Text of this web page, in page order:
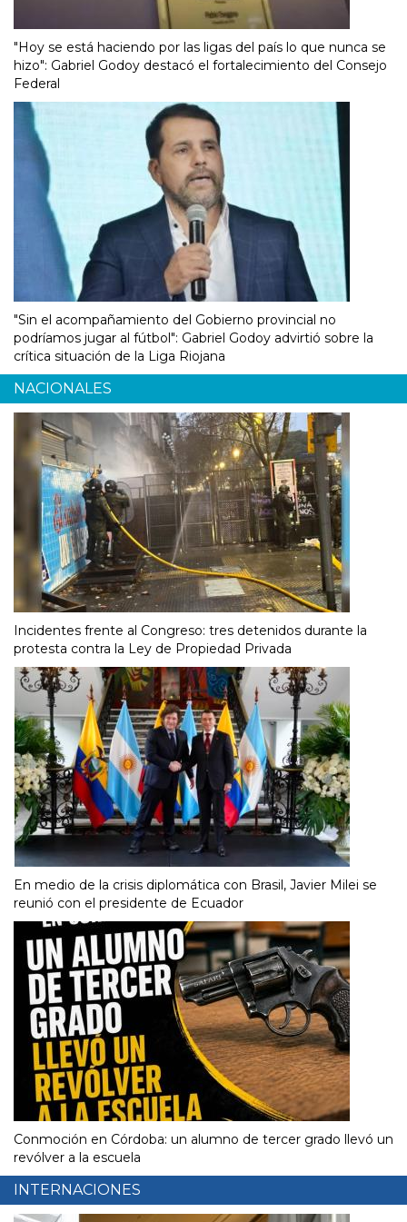
"Hoy se está haciendo por las ligas del país lo que nunca se
hizo": Gabriel Godoy destacó el fortalecimiento del Consejo
Federal
"Sin el acompañamiento del Gobierno provincial no
podríamos jugar al fútbol": Gabriel Godoy advirtió sobre la
crítica situación de la Liga Riojana
NACIONALES
Incidentes frente al Congreso: tres detenidos durante la
protesta contra la Ley de Propiedad Privada
En medio de la crisis diplomática con Brasil, Javier Milei se
reunió con el presidente de Ecuador
Conmoción en Córdoba: un alumno de tercer grado llevó un
revólver a la escuela
INTERNACIONES